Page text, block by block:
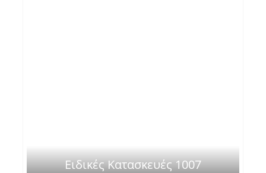
Ειδικές Κατασκευές 1007